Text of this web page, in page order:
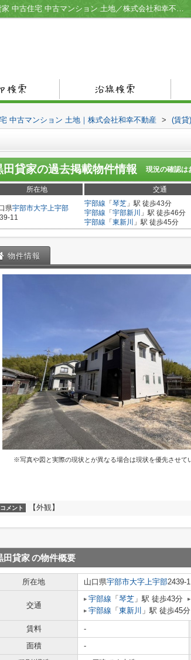
黒田貸家／宇部市の不動産情報 賃貸アパ－ト 貸家 中古住宅 中古マンション 土地／株式会社和幸不動産
中古マンション 土地｜株式会社和幸不動産 > (賃貸
田貸家の過去掲載物件情報 現況の確認は
所在地 交通
県宇部市大字上宇部
11
宇部線 「 琴芝 」駅 徒歩43分
宇部線 「 宇部新川
」駅 徒歩46分
宇部線 「 東新川 」駅 徒歩45分
物件情報
※写真や図と実際の現状とが異なる場合は現状を優先させて
コメント 【外観】
田貸家の物件概要
所在地 山口県宇部市大字上宇部2439-
交通
宇部線 「 琴芝 」駅 徒歩43分
宇部線 「 東新川 」駅 徒歩45分
賃料 -
面積
-